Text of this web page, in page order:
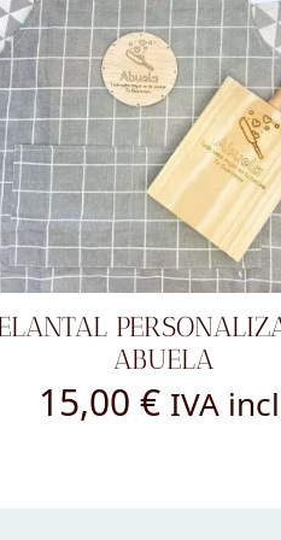
TABLA PARA CORTAR
12,00€ IVA